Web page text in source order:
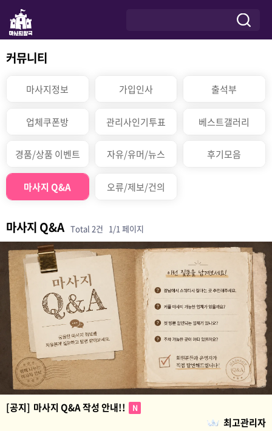
커뮤니티
마사지정보 가입인사 출석부
업체쿠폰방 관리사인기투표 베스트갤러리
경품/상품 이벤트 자유/유머/뉴스 후기모음
마사지 Q&A 오류/제보/건의
마사지 Q&A Total 2건 1/1 페이지
[공지] 마사지 Q&A 작성 안내!! N
최고관리자